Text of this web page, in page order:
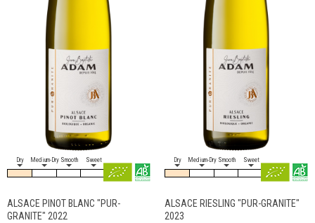
Dry Medium-Dry Smooth Sweet
ALSACE PINOT BLANC "PUR-
GRANITE" 2022
Dry Medium-Dry Smooth Sweet
ALSACE RIESLING "PUR-GRANITE"
2023